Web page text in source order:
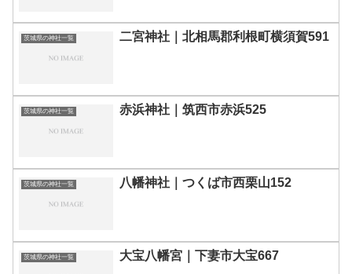
茨城県の神社一覧 二宮神社｜北相馬郡利根町横須賀591
茨城県の神社一覧 赤浜神社｜筑西市赤浜525
茨城県の神社一覧 八幡神社｜つくば市西栗山152
茨城県の神社一覧 大宝八幡宮｜下妻市大宝667